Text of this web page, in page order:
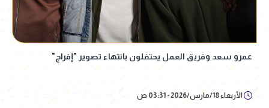
عمرو سعد وفريق العمل يحتفلون بانتهاء تصوير "إفراج"
الأربعاء 18/مارس/2026 - 03:31 ص